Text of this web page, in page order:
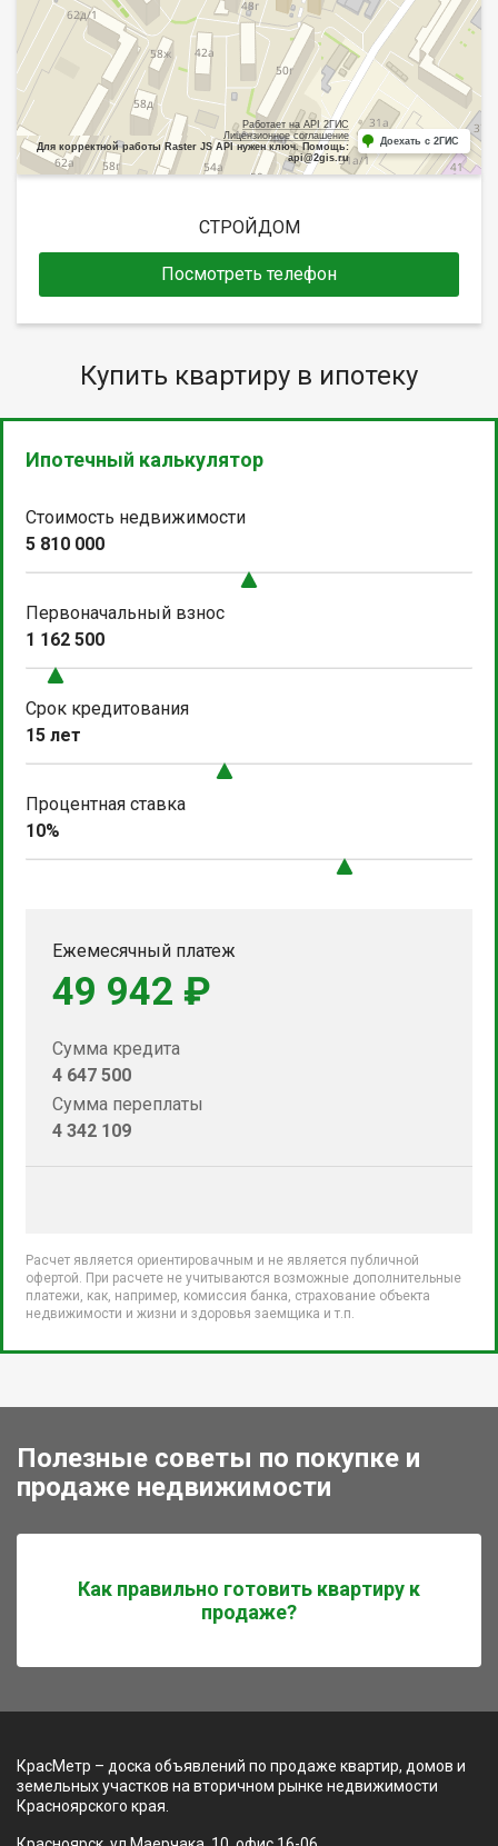
Работает на API 2ГИС
Лицензионное соглашение
Для корректной работы Raster JS API нужен ключ. Помощь:
api@2gis.ru
Доехать с 2ГИС
СТРОЙДОМ
Посмотреть телефон
Купить квартиру в ипотеку
Ипотечный калькулятор
Стоимость недвижимости
5 810 000
Первоначальный взнос
1 162 500
Срок кредитования
15 лет
Процентная ставка
10%
Ежемесячный платеж
49 942 ₽
Сумма кредита
4 647 500
Сумма переплаты
4 342 109
Расчет является ориентировачным и не является публичной
офертой. При расчете не учитываются возможные дополнительные
платежи, как, например, комиссия банка, страхование объекта
недвижимости и жизни и здоровья заемщика и т.п.
Полезные советы по покупке и
продаже недвижимости
Как правильно готовить квартиру к
продаже?
КрасМетр – доска объявлений по продаже квартир, домов и
земельных участков на вторичном рынке недвижимости
Красноярского края.